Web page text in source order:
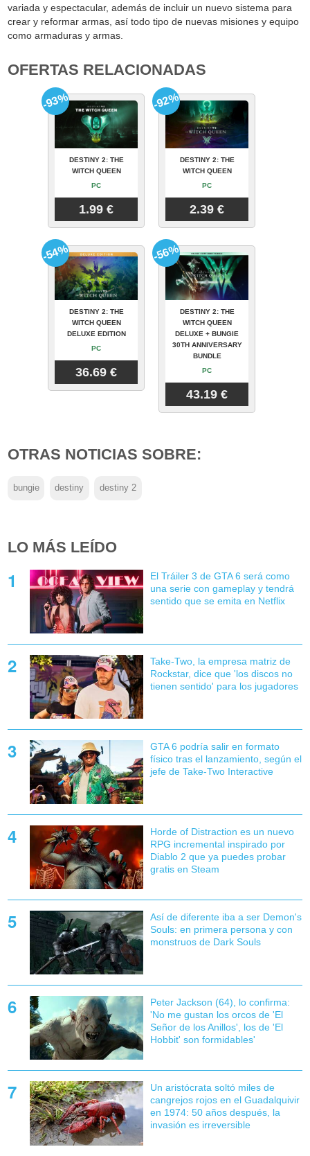
variada y espectacular, además de incluir un nuevo sistema para
crear y reformar armas, así todo tipo de nuevas misiones y equipo
como armaduras y armas.
OFERTAS RELACIONADAS
DESTINY 2: THE
WITCH QUEEN
PC
1.99 €
-93%
DESTINY 2: THE
WITCH QUEEN
PC
2.39 €
-92%
DESTINY 2: THE
WITCH QUEEN
DELUXE EDITION
PC
36.69 €
-54%
DESTINY 2: THE
WITCH QUEEN
DELUXE + BUNGIE
30TH ANNIVERSARY
BUNDLE
PC
43.19 €
-56%
OTRAS NOTICIAS SOBRE:
bungie destiny destiny 2
LO MÁS LEÍDO
El Tráiler 3 de GTA 6 será como
una serie con gameplay y tendrá
sentido que se emita en Netflix
Take-Two, la empresa matriz de
Rockstar, dice que 'los discos no
tienen sentido' para los jugadores
GTA 6 podría salir en formato
físico tras el lanzamiento, según el
jefe de Take-Two Interactive
Horde of Distraction es un nuevo
RPG incremental inspirado por
Diablo 2 que ya puedes probar
gratis en Steam
Así de diferente iba a ser Demon's
Souls: en primera persona y con
monstruos de Dark Souls
Peter Jackson (64), lo confirma:
'No me gustan los orcos de 'El
Señor de los Anillos', los de 'El
Hobbit' son formidables'
Un aristócrata soltó miles de
cangrejos rojos en el Guadalquivir
en 1974: 50 años después, la
invasión es irreversible